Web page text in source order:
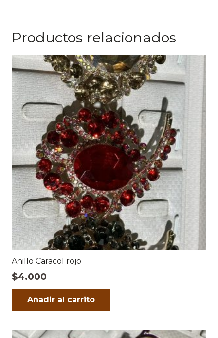
Productos relacionados
Anillo Caracol rojo
$4.000
Añadir al carrito